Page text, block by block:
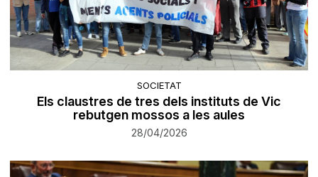
SOCIETAT
Els claustres de tres dels instituts de Vic
rebutgen mossos a les aules
28/04/2026